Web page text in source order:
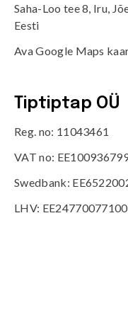
Saha-Loo tee 8, Iru,
Eesti
Ava Google Maps
Tiptiptap OÜ
Reg. no: 11043461
VAT no:
Swedbank:
LHV: